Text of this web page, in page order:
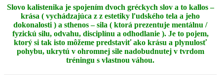
Slovo kalistenika je spojením dvoch gréckych slov a to kallos –
krása ( vychádzajúca z z estetiky ľudského tela a jeho
dokonalosti ) a sthenos – sila ( ktorá prezentuje mentálnu /
fyzickú silu, odvahu, disciplínu a odhodlanie ). Je to pojem,
ktorý si tak isto môžeme predstaviť ako krásu a plynulosť
pohybu, ukrytú v ohromnej sile nadobudnutej v tvrdom
tréningu s vlastnou váhou.